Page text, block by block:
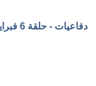
دفاعيات - حلقة 6 فبراير - تابع موضوع مخطوطات الكتاب المقدس